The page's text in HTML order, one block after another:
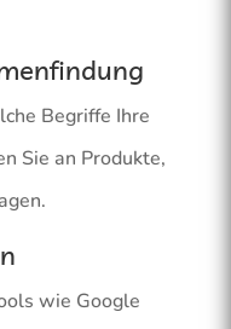
Begriffe Ihre
Sie an Produkte,
wie Google